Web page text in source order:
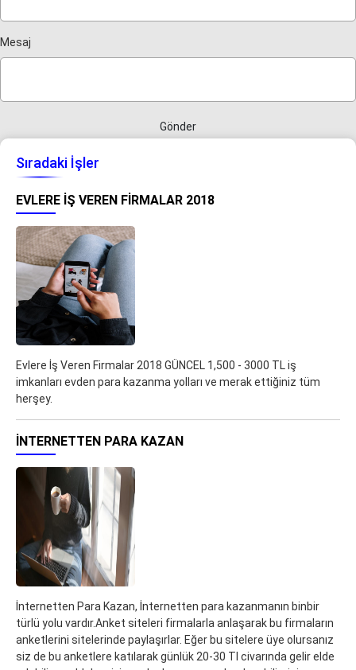
Mesaj
Gönder
Sıradaki İşler
EVLERE İŞ VEREN FIRMALAR 2018
Evlere İş Veren Firmalar 2018 GÜNCEL 1,500 - 3000 TL iş
imkanları evden para kazanma yolları ve merak ettiğiniz tüm
herşey.
İNTERNETTEN PARA KAZAN
İnternetten Para Kazan, İnternetten para kazanmanın binbir
türlü yolu vardır.Anket siteleri firmalarla anlaşarak bu firmaların
anketlerini sitelerinde paylaşırlar. Eğer bu sitelere üye olursanız
siz de bu anketlere katılarak günlük 20-30 Tl civarında gelir elde